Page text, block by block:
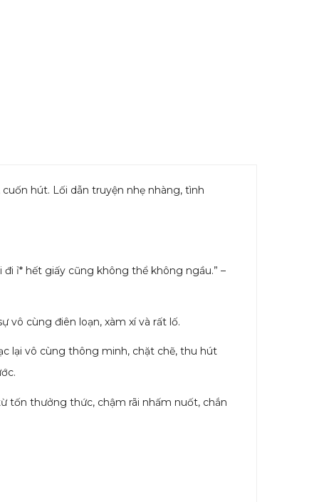
hút. Lối dẫn truyện nhẹ nhàng, tình
ỉ* hết giấy cũng không thể không ngầu.” –
cùng điên loạn, xàm xí và rất lố.
lại vô cùng thông minh, chặt chẽ, thu hút
tốn thưởng thức, chậm rãi nhấm nuốt, chắn